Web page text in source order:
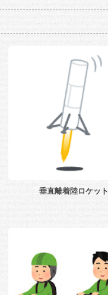
垂直離着陸ロケット